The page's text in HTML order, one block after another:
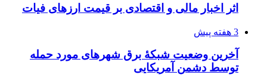
اثر اخبار مالی و اقتصادی بر قیمت ارزهای فیات
3 هفته پیش
آخرین وضعیت شبکۀ برق شهرهای مورد حمله
توسط دشمن آمریکایی